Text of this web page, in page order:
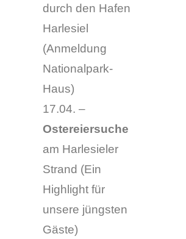
durch den Hafen
Harlesiel
(Anmeldung
Nationalpark-
Haus)
17.04. –
Ostereiersuche
am Harlesieler
Strand (Ein
Highlight für
unsere jüngsten
Gäste)